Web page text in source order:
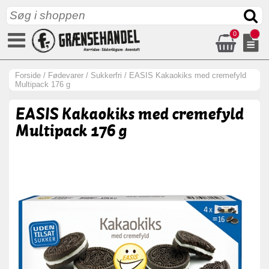
0
Forside / Fødevarer / Sukkerfri / EASIS Kakaokiks med cremefyld
Multipack 176 g
EASIS Kakaokiks med cremefyld
Multipack 176 g